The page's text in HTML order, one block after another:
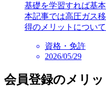
基礎を学習すれば基
本記事では高圧ガス
得のメリットについて
資格・免許
2026/05/29
会員登録のメリッ